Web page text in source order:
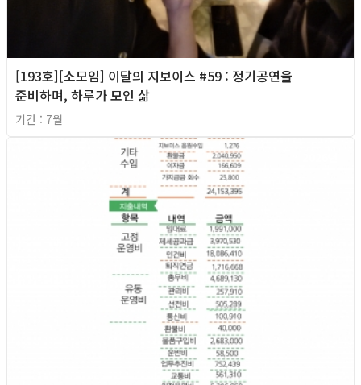
[193호][소모임] 이달의 지보이스 #59 : 정기공연을
준비하며, 하루가 모인 삶
기간 : 7월